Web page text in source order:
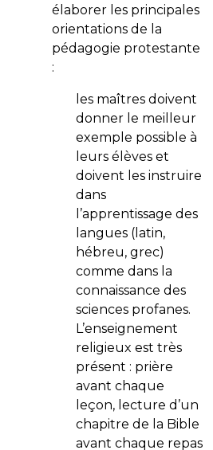
élaborer les principales
orientations de la
pédagogie protestante
:
les maîtres doivent
donner le meilleur
exemple possible à
leurs élèves et
doivent les instruire
dans
l’apprentissage des
langues (latin,
hébreu, grec)
comme dans la
connaissance des
sciences profanes.
L’enseignement
religieux est très
présent : prière
avant chaque
leçon, lecture d’un
chapitre de la Bible
avant chaque repas